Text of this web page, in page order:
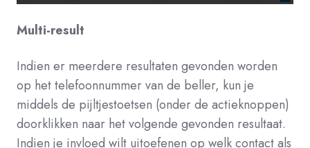
Multi-result
Indien er meerdere resultaten gevonden worden
op het telefoonnummer van de beller, kun je
middels de pijltjestoetsen (onder de actieknoppen)
doorklikken naar het volgende gevonden resultaat.
Indien je invloed wilt uitoefenen op welk contact als